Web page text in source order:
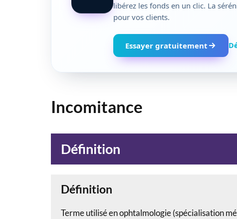
libérez les fonds en un clic. La
pour vos clients.
Essayer gratuitement
Incomitance
Définition
Définition
Terme utilisé en ophtalmologie (spécialisation